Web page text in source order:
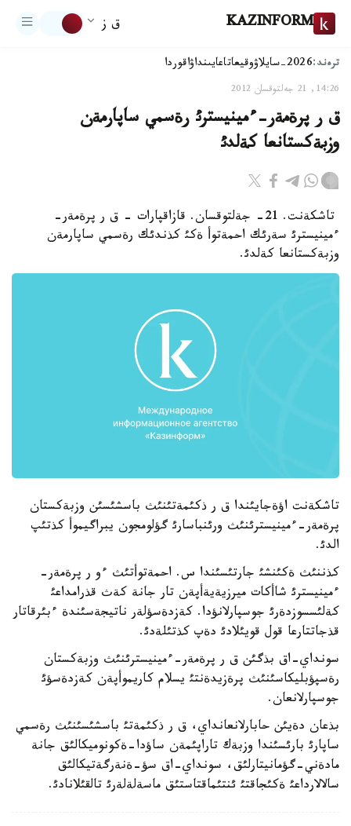
KAZINFORM ق ز
ترەند:2026-سايلاۋ وقيعاتاعايىنداۋاقوردا
14:26, 21 جەلتوقسان 2012
ق ر پرةمةر-ءمينيسترئ رةسمي ساپارمةن
وزبةكستانعا كةلدئ
تاشكةنت. 21- جةلتوقسان. قازاقپارات - ق ر پرةمةر-
ءمينيسترئ سةرئك احمةتوأ ةكئ كذندئك رةسمي ساپارمةن
وزبةكستانعا كةلدئ.
تاشكةنت اؤةجايئندا ق ر ذكئمةتئنئث باسشئسئن وزبةكستان
پرةمةر-ءمينيسترئنئث ورئنباسارئ گؤلومجون يبراگيموأ كذتئپ
الدئ.
كذننئث ةكئنشئ جارتئسئندا س. احمةتوأتئث ءو ر پرةمةر-
ءمينيسترئ شاأكات ميرزيةيةأپةن تار جانة كةث قذرامداعئ
كةلئسسوزدةرئ جوسپارلانؤدا. كةزدةسؤلةر ناتيجةسئندة ءبئرقاتار
قذجاتتارعا قول قويئلادئ دةپ كذتئلةدئ.
سونداي-اق بذگئن ق ر پرةمةر-ءمينيسترئنئث وزبةكستان
رةسپؤبليكاسئنئث پرةزيدةنتئ يسلام كاريموأپةن كةزدةسؤئ
جوسپارلانعان.
بذعان دةيئن حابارلانعانداي، ق ر ذكئمةتئ باسشئسئنئث رةسمي
ساپارئ بارئسئندا وزبةك تاراپئمةن ساؤدا-ةكونوميكالئق جانة
مادةني-گؤمانيتارلئق، سونداي-اق سؤ-ةنةرگةتيكالئق
سالالارداعئ ةكئجاقتئ ئنتئماقتاستئق ماسةلةلةرئ تالقئلانادئ.